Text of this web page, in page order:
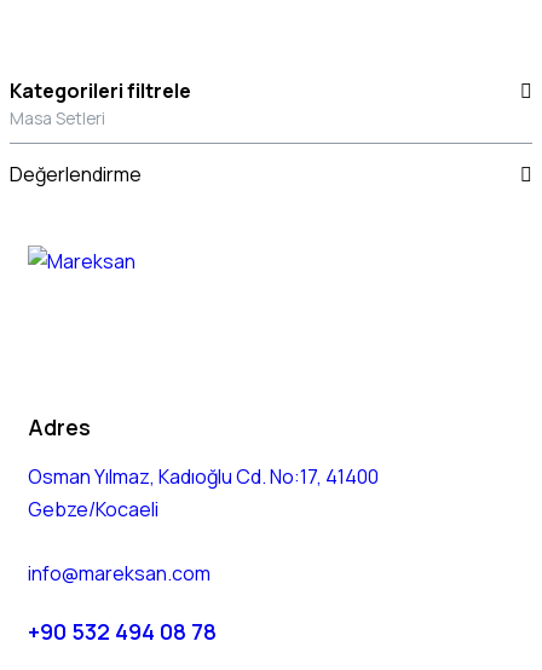
Kategorileri filtrele
Masa Setleri
Değerlendirme
Adres
Osman Yılmaz, Kadıoğlu Cd. No:17, 41400
Gebze/Kocaeli
info@mareksan.com
+90 532 494 08 78